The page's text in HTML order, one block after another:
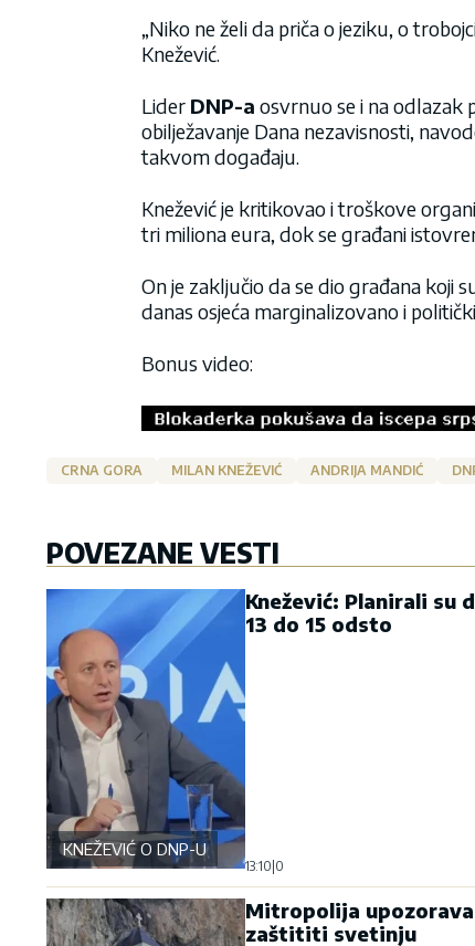
„Niko ne želi da priča o jeziku, o
Knežević.
Lider DNP-a osvrnuo se i na odlazak
obilježavanje Dana nezavisnosti,
takvom događaju.
Knežević je kritikovao i troškove
tri miliona eura, dok se građani
On je zaključio da se dio građana koji
danas osjeća marginalizovano i
Bonus video:
CRNA GORA MILAN KNEŽEVIĆ ANDRIJA MANDIĆ
POVEZANE VESTI
KNEŽEVIĆ O DNP-U
Knežević: Planirali su
13 do 15 odsto
13:10|0
Mitropolija
zaštititi svetinju